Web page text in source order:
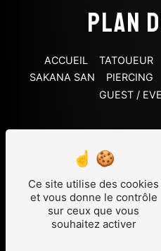
Plan
ACCUEIL TATOUEUR
SAKANA SAN
PIERCING
GUEST /
Nos
PIERCING HÉLIX
TATOUAGE OLD SCHOOL
Ce site utilise des cookies
et vous donne le contrôle
sur ceux que vous
souhaitez activer